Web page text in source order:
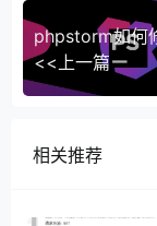
<<上一篇
相关推荐